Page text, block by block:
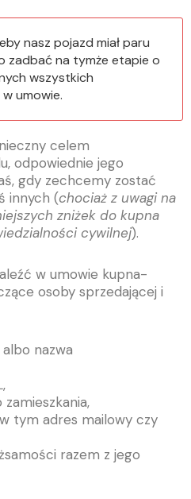
nasz pojazd miał paru
zadbać na tymże etapie o
wszystkich
w umowie.
celem
odpowiednie jego
gdy zechcemy zostać
innych (chociaż z uwagi na
zniżek do kupna
cywilnej).
w umowie kupna-
osoby sprzedającej i
nazwa
tym adres mailowy czy
razem z jego